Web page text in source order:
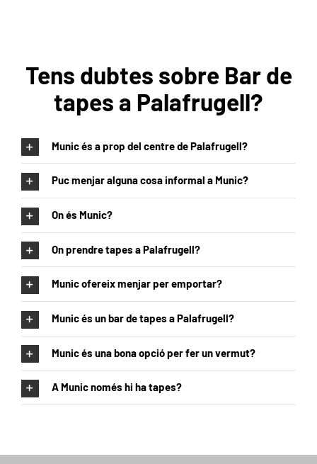
Tens dubtes sobre Bar de
tapes a Palafrugell?
Munic és a prop del centre de Palafrugell?
Puc menjar alguna cosa informal a Munic?
On és Munic?
On prendre tapes a Palafrugell?
Munic ofereix menjar per emportar?
Munic és un bar de tapes a Palafrugell?
Munic és una bona opció per fer un vermut?
A Munic només hi ha tapes?